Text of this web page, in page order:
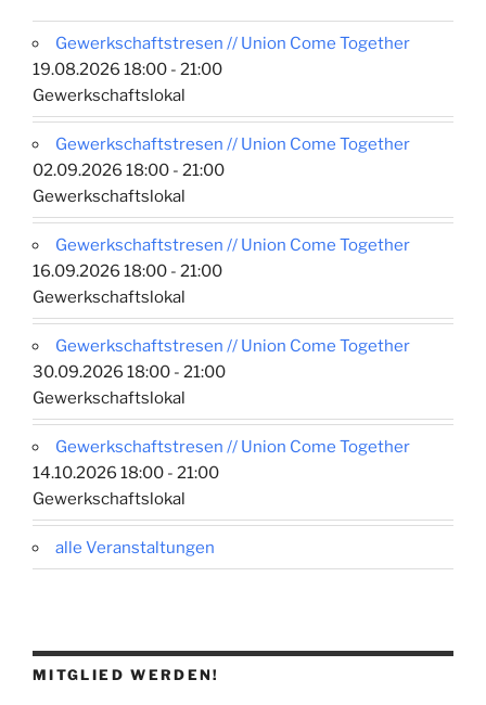
Gewerkschaftstresen // Union Come Together
19.08.2026 18:00 - 21:00
Gewerkschaftslokal
Gewerkschaftstresen // Union Come Together
02.09.2026 18:00 - 21:00
Gewerkschaftslokal
Gewerkschaftstresen // Union Come Together
16.09.2026 18:00 - 21:00
Gewerkschaftslokal
Gewerkschaftstresen // Union Come Together
30.09.2026 18:00 - 21:00
Gewerkschaftslokal
Gewerkschaftstresen // Union Come Together
14.10.2026 18:00 - 21:00
Gewerkschaftslokal
alle Veranstaltungen
MITGLIED WERDEN!